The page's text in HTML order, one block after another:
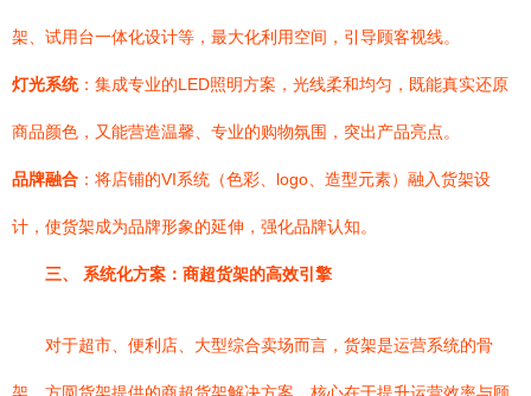
架、试用台一体化设计等，最大化利用空间，引导顾客视线。
灯光系统：集成专业的LED照明方案，光线柔和均匀，既能真实还原
商品颜色，又能营造温馨、专业的购物氛围，突出产品亮点。
品牌融合 ：将店铺的VI系统（色彩、logo、造型元素）融入货架设
计，使货架成为品牌形象的延伸，强化品牌认知。
三、 系统化方案：商超货架的高效引擎
对于超市、便利店、大型综合卖场而言，货架是运营系统的骨